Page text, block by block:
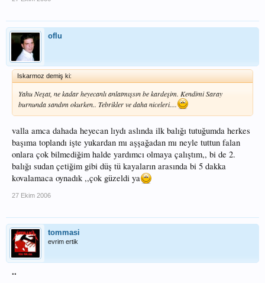
oflu
Iskarmoz demiş ki:
Yahu Neşat, ne kadar heyecanlı anlatmışsın be kardeşim. Kendimi Saray
burnunda sandım okurken.. Tebrikler ve daha niceleri....
valla amca dahada heyecan lıydı aslında ilk balığı tutuğumda herkes
başıma toplandı işte yukardan mı aşşağadan mı neyle tuttun falan
onlara çok bilmediğim halde yardımcı olmaya çalıştım,, bi de 2.
balığı sudan çetiğim gibi düş tü kayaların arasında bi 5 dakka
kovalamaca oynadık ,,çok güzeldi ya
27 Ekim 2006
tommasi
evrim ertik
..